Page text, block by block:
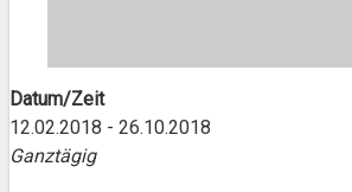
Datum/Zeit
12.02.2018 - 26.10.2018
Ganztägig